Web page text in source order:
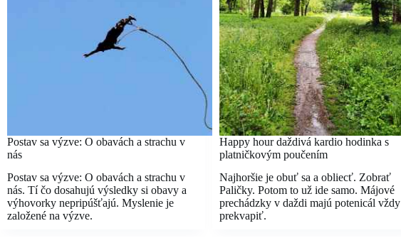
Postav sa výzve: O obavách a strachu v
nás
Postav sa výzve: O obavách a strachu v
nás. Tí čo dosahujú výsledky si obavy a
výhovorky nepripúšťajú. Myslenie je
založené na výzve.
Happy hour daždivá kardio hodinka s
platničkovým poučením
Najhoršie je obuť sa a obliecť. Zobrať
Paličky. Potom to už ide samo. Májové
prechádzky v daždi majú potenicál vždy
prekvapiť.